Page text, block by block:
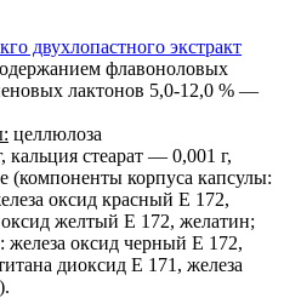
двухлопастного экстракт
флавоноловых
лактонов 5,0-12,0 % —
целлюлоза
кальция стеарат — 0,001 г,
(компоненты корпуса капсулы:
оксид красный Е 172,
желтый Е 172, желатин;
оксид черный Е 172,
диоксид Е 171, железа